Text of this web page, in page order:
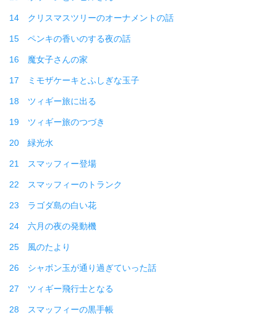
14 クリスマスツリーのオーナメントの話
15 ペンキの香いのする夜の話
16 魔女子さんの家
17 ミモザケーキとふしぎな玉子
18 ツィギー旅に出る
19 ツィギー旅のつづき
20 緑光水
21 スマッフィー登場
22 スマッフィーのトランク
23 ラゴダ島の白い花
24 六月の夜の発動機
25 風のたより
26 シャボン玉が通り過ぎていった話
27 ツィギー飛行士となる
28 スマッフィーの黒手帳